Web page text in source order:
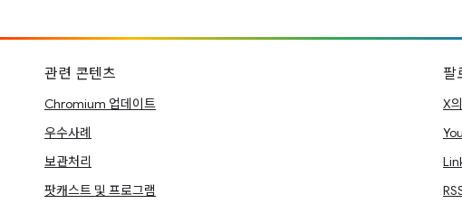
관련 콘텐츠
Chromium 업데이트
우수사례
보관처리
팟캐스트 및 프로그램
팔
X